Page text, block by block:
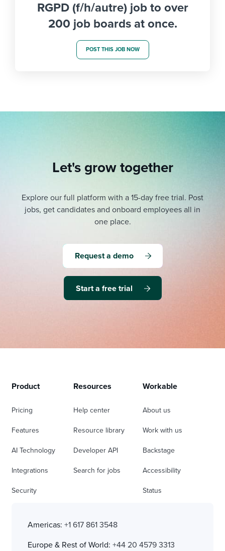
RGPD (f/h/autre) job to over
200 job boards at once.
POST THIS JOB NOW
Let's grow together
Explore our full platform with a 15-day free trial. Post
jobs, get candidates and onboard employees all in
one place.
Request a demo
Start a free trial
Product
Pricing
Features
AI Technology
Integrations
Security
Resources
Help center
Resource library
Developer API
Search for jobs
Workable
About us
Work with us
Backstage
Accessibility
Status
Americas: +1 617 861 3548
Europe & Rest of World: +44 20 4579 3313